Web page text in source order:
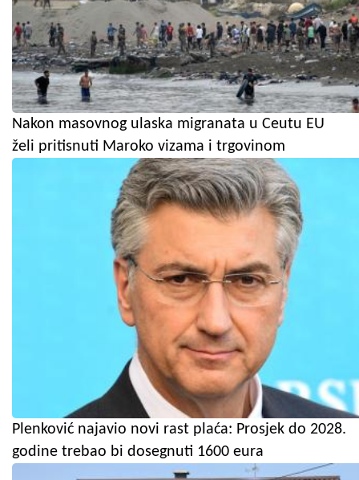
Nakon masovnog ulaska migranata u Ceutu EU
želi pritisnuti Maroko vizama i trgovinom
Plenković najavio novi rast plaća: Prosjek do 2028.
godine trebao bi dosegnuti 1600 eura